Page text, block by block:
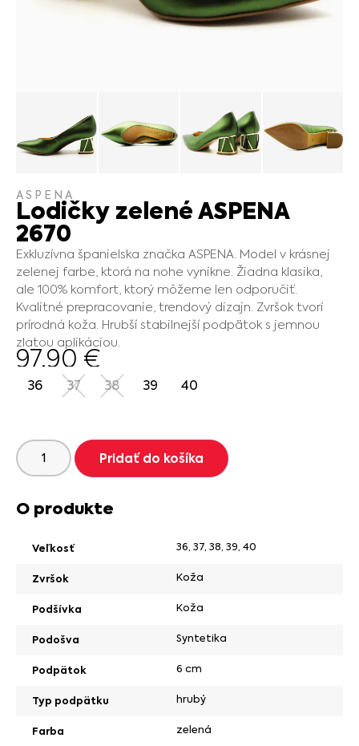
ASPENA
Lodičky zelené ASPENA
2670
Exkluzívna španielska značka ASPENA. Model v krásnej
zelenej farbe, ktorá na nohe vynikne. Žiadna klasika,
ale 100% komfort, ktorý môžeme len odporučiť.
Kvalitné prepracovanie, trendový dizajn. Zvršok tvorí
prírodná koža. Hrubší stabilnejší podpätok s jemnou
zlatou aplikáciou.
97.90 €
36 37 38 39 40
Pridať do košíka
O produkte
Veľkosť 36, 37, 38, 39, 40
Zvršok Koža
Podšívka Koža
Podošva Syntetika
Podpätok 6 cm
Typ podpätku hrubý
Farba zelená